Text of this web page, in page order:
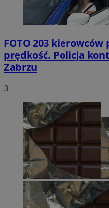
FOTO 203 kierowców
prędkość. Policja
Zabrzu
3